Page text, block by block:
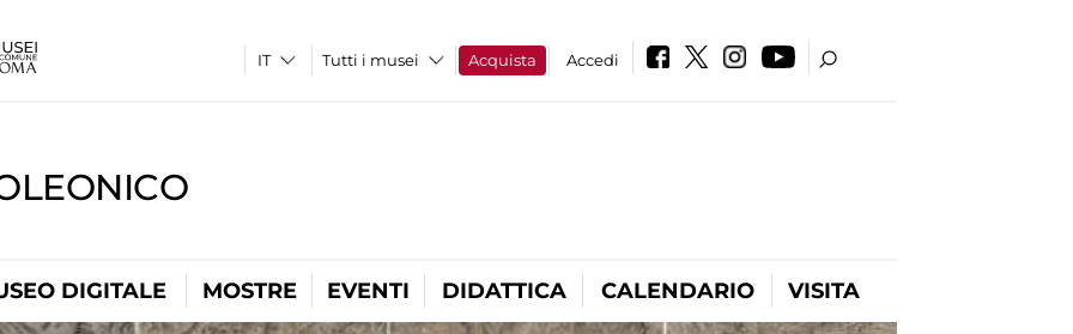
Tutti i musei Acquista Accedi
DIGITALE MOSTRE EVENTI DIDATTICA CALENDARIO VISITA